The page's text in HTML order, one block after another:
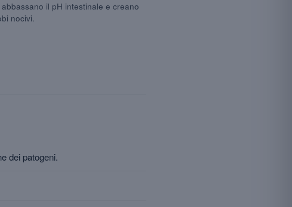
il pH intestinale e creano
nocivi.
dei patogeni.